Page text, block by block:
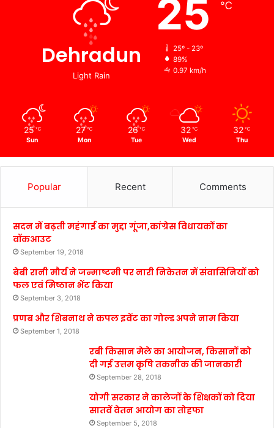
Dehradun
Light Rain
25 ℃
25º - 23º
89%
0.97 km/h
25 ℃
Sun
27 ℃
Mon
26 ℃
Tue
32 ℃
Wed
32 ℃
Thu
Popular Recent Comments
सदन में बढ़ती महंगाई का मुद्दा गूंजा,कांग्रेस विधायकों का
वॉकआउट
September 19, 2018
बेबी रानी मौर्य ने जन्माष्टमी पर नारी निकेतन में संवासिनियों को
फल एवं मिष्ठान भेंट किया
September 3, 2018
प्रणब और शिबनाथ ने कपल इवेंट का गोल्ड अपने नाम किया
September 1, 2018
रबी किसान मेले का आयोजन, किसानों को
दी गई उत्तम कृषि तकनीक की जानकारी
September 28, 2018
योगी सरकार ने कालेजों के शिक्षकों को दिया
सातवें वेतन आयोग का तोहफा
September 5, 2018